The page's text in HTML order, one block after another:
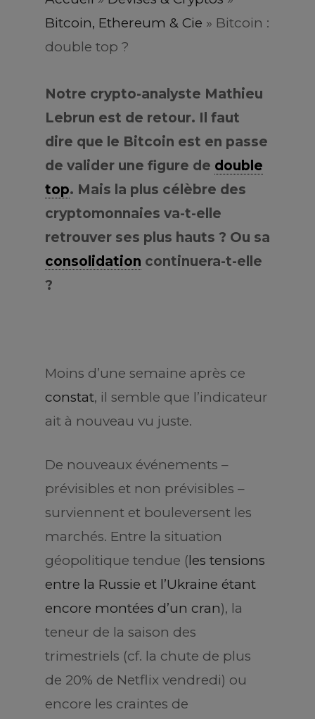
Bitcoin, Ethereum & Cie » Bitcoin :
double top ?
Notre crypto-analyste Mathieu
Lebrun est de retour. Il faut
dire que le Bitcoin est en passe
de valider une figure de double
top. Mais la plus célèbre des
cryptomonnaies va-t-elle
retrouver ses plus hauts ? Ou sa
consolidation continuera-t-elle
?
Moins d’une semaine après ce
constat, il semble que l’indicateur
ait à nouveau vu juste.
De nouveaux événements –
prévisibles et non prévisibles –
surviennent et bouleversent les
marchés. Entre la situation
géopolitique tendue (les tensions
entre la Russie et l’Ukraine étant
encore montées d’un cran), la
teneur de la saison des
trimestriels (cf. la chute de plus
de 20% de Netflix vendredi) ou
encore les craintes de